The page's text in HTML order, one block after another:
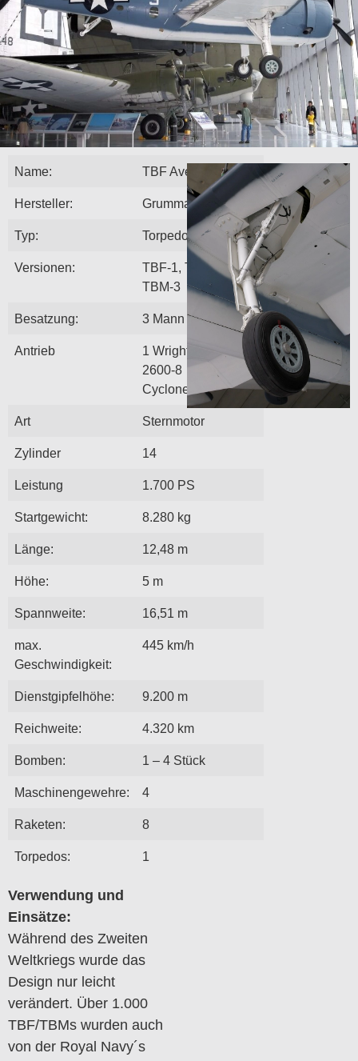
Name: TBF Avenger
Hersteller: Grumman
Typ: Torpedobomber
Versionen:
TBF-1, TBM-1,
TBM-3
Besatzung: 3 Mann
Antrieb
1 Wright R-
2600-8
Cyclone
Art Sternmotor
Zylinder 14
Leistung 1.700 PS
Startgewicht: 8.280 kg
Länge: 12,48 m
Höhe: 5 m
Spannweite: 16,51 m
max.
Geschwindigkeit:
445 km/h
Dienstgipfelhöhe: 9.200 m
Reichweite: 4.320 km
Bomben: 1 – 4 Stück
Maschinengewehre: 4
Raketen: 8
Torpedos: 1
Verwendung und
Einsätze:
Während des Zweiten
Weltkriegs wurde das
Design nur leicht
verändert. Über 1.000
TBF/TBMs wurden auch
von der Royal Navy´s